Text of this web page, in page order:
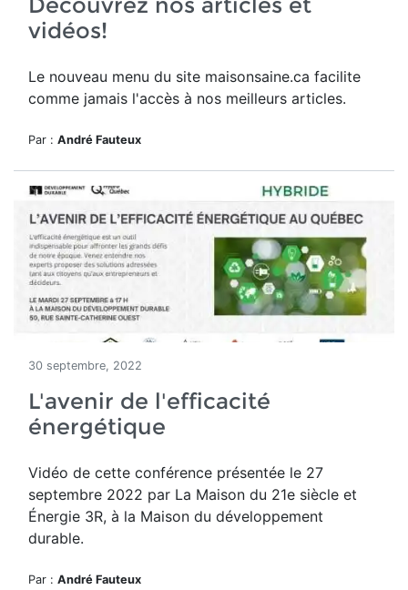
vidéos!
Le nouveau menu du site maisonsaine.ca facilite
comme jamais l'accès à nos meilleurs articles.
Par : André Fauteux
30 septembre, 2022
L'avenir de l'efficacité
énergétique
Vidéo de cette conférence présentée le 27
septembre 2022 par La Maison du 21e siècle et
Énergie 3R, à la Maison du développement
durable.
Par : André Fauteux